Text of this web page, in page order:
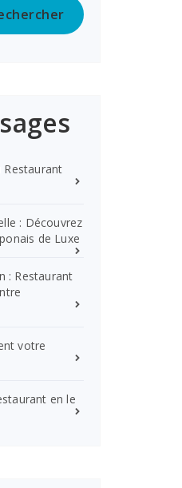
Restaurant
: Découvrez
de Luxe
: Restaurant
votre
en le